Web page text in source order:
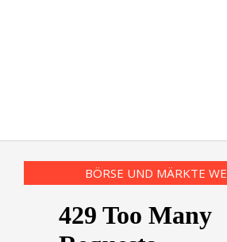
BÖRSE UND MÄRKTE